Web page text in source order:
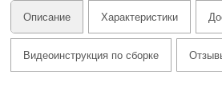
Описание Характеристики
Видеоинструкция по сборке